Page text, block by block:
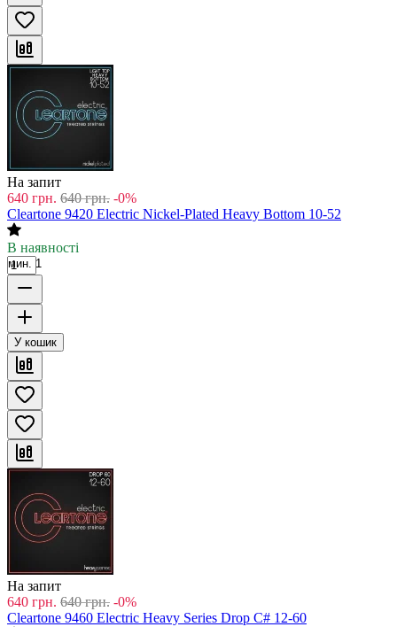
На запит
640 грн. 640 грн. -0%
Cleartone 9420 Electric Nickel-Plated Heavy Bottom 10-52
В наявності
мин. 1
У кошик
На запит
640 грн. 640 грн. -0%
Cleartone 9460 Electric Heavy Series Drop C# 12-60